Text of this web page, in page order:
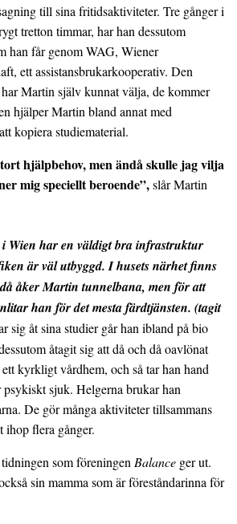
till sina fritidsaktiviteter. Tre gånger i
tretton timmar, har han dessutom
han får genom WAG, Wiener
ett assistansbrukarkooperativ. Den
Martin själv kunnat välja, de kommer
hjälper Martin bland annat med
kopiera studiematerial.
hjälpbehov, men ändå skulle jag vilja
mig speciellt beroende”,slår Martin
Wien har en väldigt bra infrastruktur
är väl utbyggd. I husets närhet finns
åker Martin tunnelbana, men för att
han för det mesta färdtjänsten. (tagit
sig åt sina studier går han ibland på bio
åtagit sig att då och då oavlönat
kyrkligt vårdhem, och så tar han hand
sjuk. Helgerna brukar han
De gör många aktiviteter tillsammans
ihop flera gånger.
som föreningen Balance ger ut.
sin mamma som är föreståndarinna för